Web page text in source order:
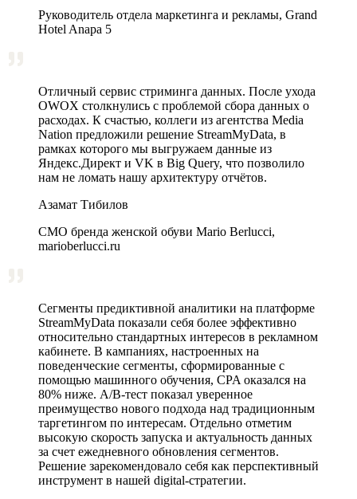
Руководитель отдела маркетинга и рекламы, Grand
Hotel Anapa 5
Отличный сервис стриминга данных. После ухода
OWOX столкнулись с проблемой сбора данных о
расходах. К счастью, коллеги из агентства Media
Nation предложили решение StreamMyData, в
рамках которого мы выгружаем данные из
Яндекс.Директ и VK в Big Query, что позволило
нам не ломать нашу архитектуру отчётов.
Азамат Тибилов
CMO бренда женской обуви Mario Berlucci,
marioberlucci.ru
Сегменты предиктивной аналитики на платформе
StreamMyData показали себя более эффективно
относительно стандартных интересов в рекламном
кабинете. В кампаниях, настроенных на
поведенческие сегменты, сформированные с
помощью машинного обучения, CPA оказался на
80% ниже. A/B‑тест показал уверенное
преимущество нового подхода над традиционным
таргетингом по интересам. Отдельно отметим
высокую скорость запуска и актуальность данных
за счет ежедневного обновления сегментов.
Решение зарекомендовало себя как перспективный
инструмент в нашей digital-стратегии.